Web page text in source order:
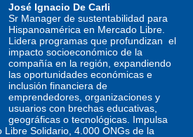
José Ignacio De Carli
Sr Manager de sustentabilidad para
Hispanoamérica en Mercado Libre.
Lidera programas que profundizan  el
impacto socioeconómico de la
compañía en la región, expandiendo
las oportunidades económicas e
inclusión financiera de
emprendedores, organizaciones y
usuarios con brechas educativas,
geográficas o tecnológicas. Impulsa
Libre Solidario, 4.000 ONGs de la